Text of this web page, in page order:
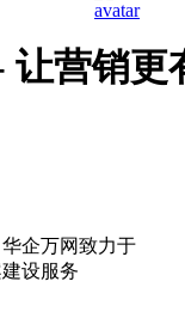
营销更
企万网致力于
设服务